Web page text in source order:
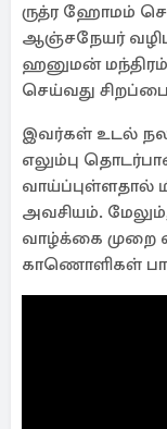
ருத்ர ஹோமம்
ஆஞ்சநேயர்
ஹனுமன்
செய்வது
இவர்கள் உடல்
எலும்பு
வாய்ப்புள்ளதால்
அவசியம்.
வாழ்க்கை முறை
காணொளிகள்